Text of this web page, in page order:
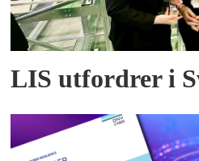
LIS utfordrer i